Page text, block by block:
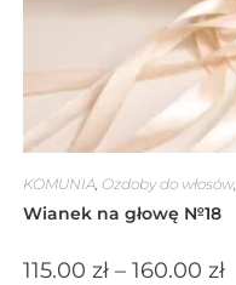
KOMUNIA, Ozdoby do włosów,
Wianek na głowę №18
115.00 zł – 160.00 zł